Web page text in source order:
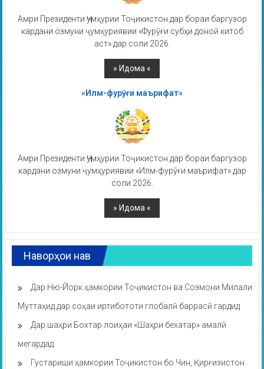
Амри Президенти Ҷумҳурии Тоҷикистон дар бораи баргузор
кардани озмуни ҷумҳуриявии «Фурӯғи субҳи доноӣ китоб
аст» дар соли 2026.
«Илм-фурӯғи маърифат»
Амри Президенти Ҷумҳурии Тоҷикистон дар бораи баргузор
кардани озмуни ҷумҳуриявии «Илм-фурӯғи маърифат» дар
соли 2026.
Наворҳои нав
Дар Ню-Йорк ҳамкории Тоҷикистон ва Созмони Милали
Муттаҳид дар соҳаи иртибототи глобалӣ баррасӣ гардид
Дар шаҳри Бохтар лоиҳаи «Шаҳри бехатар» амалӣ
мегардад
Густариши ҳамкории Тоҷикистон бо Чин, Қирғизистон